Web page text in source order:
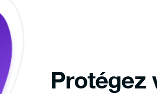
Protégez